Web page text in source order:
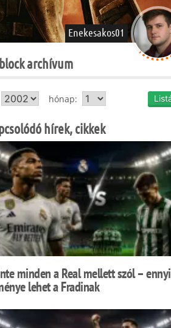
Enekesakos01
archívum
hónap:
hírek, cikkek
minden a Real mellett szól – ennyi
lehet a Fradinak